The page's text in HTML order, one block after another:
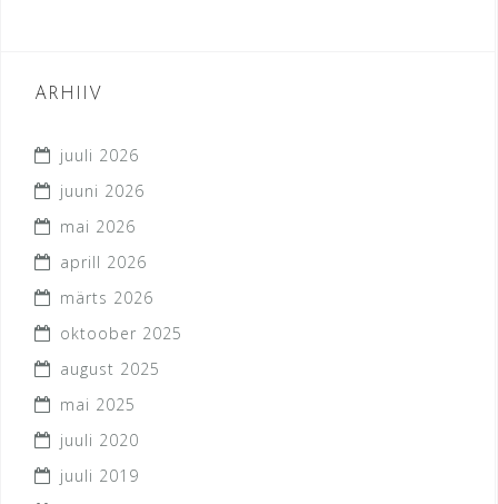
ARHIIV
juuli 2026
juuni 2026
mai 2026
aprill 2026
märts 2026
oktoober 2025
august 2025
mai 2025
juuli 2020
juuli 2019